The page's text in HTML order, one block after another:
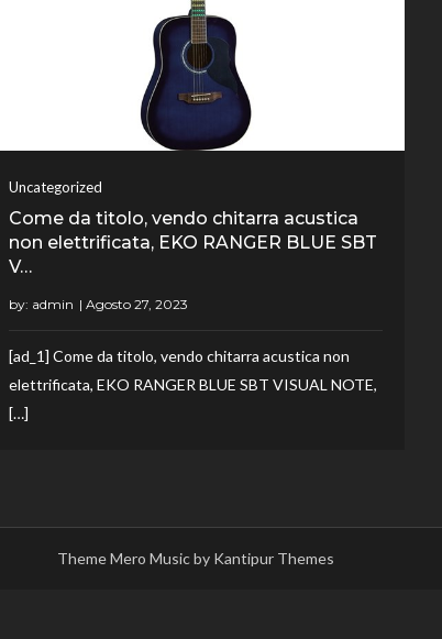
Uncategorized
Come da titolo, vendo chitarra acustica
non elettrificata, EKO RANGER BLUE SBT
V…
by: admin
[ad_1] Come da titolo, vendo chitarra acustica non
elettrificata, EKO RANGER BLUE SBT VISUAL NOTE,
[…]
Theme Mero Music by Kantipur Themes